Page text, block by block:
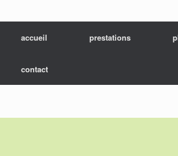
accueil prestations
contact